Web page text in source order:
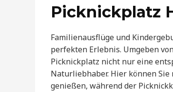
Picknickplatz
Familienausflüge und
perfekten Erlebnis. Umgeben
Picknickplatz nicht nur eine
Naturliebhaber. Hier können
genießen, während der